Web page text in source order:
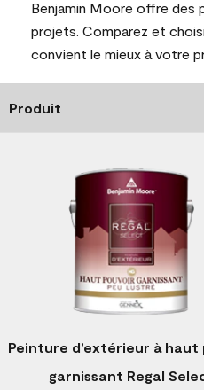
Benjamin Moore offre des
projets. Comparez et
convient le mieux à votre
Produit
Peinture d’extérieur à haut
garnissant Regal